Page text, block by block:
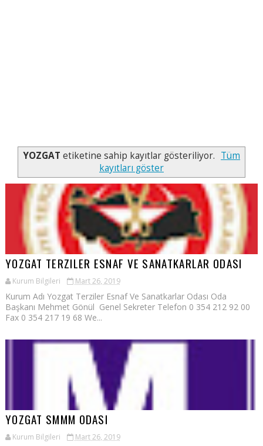
YOZGAT etiketine sahip kayıtlar gösteriliyor. Tüm
kayıtları göster
YOZGAT TERZILER ESNAF VE SANATKARLAR ODASI
Kurum Bilgileri Mart 26, 2019
Kurum Adı Yozgat Terziler Esnaf Ve Sanatkarlar Odası Oda
Başkanı Mehmet Gönül Genel Sekreter Telefon 0 354 212 92 00
Fax 0 354 217 19 68 We...
YOZGAT SMMM ODASI
Kurum Bilgileri Mart 26, 2019